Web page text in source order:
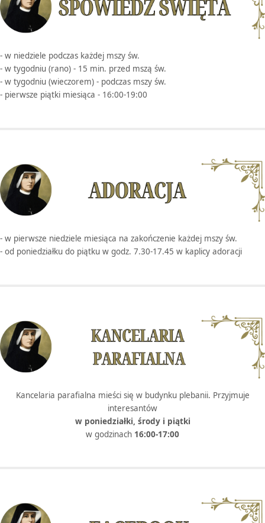
- w niedziele podczas każdej mszy św.
- w tygodniu (rano) - 15 min. przed mszą św.
- w tygodniu (wieczorem) - podczas mszy św.
- pierwsze piątki miesiąca - 16:00-19:00
- w pierwsze niedziele miesiąca na zakończenie każdej mszy św.
- od poniedziałku do piątku w godz. 7.30-17.45 w kaplicy adoracji
Kancelaria parafialna mieści się w budynku plebanii. Przyjmuje
interesantów
w poniedziałki, środy i piątki
w godzinach 16:00-17:00